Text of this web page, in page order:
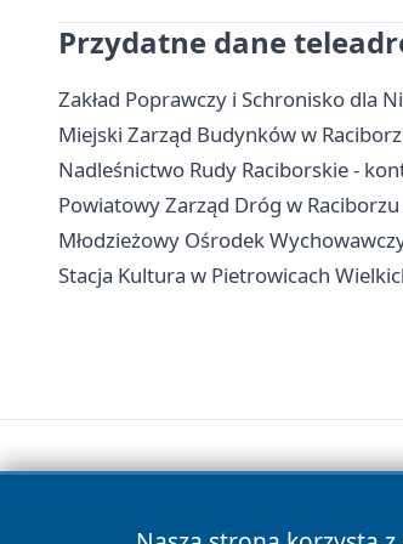
Przydatne dane
Zakład Poprawczy i Schronisko dla
Miejski Zarząd Budynków w
Nadleśnictwo Rudy Raciborskie -
Powiatowy Zarząd Dróg w
Młodzieżowy Ośrodek
Stacja Kultura w Pietrowicach